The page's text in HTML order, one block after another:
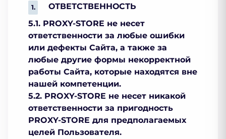
ОТВЕТСТВЕННОСТЬ
5.1. PROXY-STORE не несет
ответственности за любые ошибки
или дефекты Сайта, а также за
любые другие формы некорректной
работы Сайта, которые находятся вне
нашей компетенции.
5.2. PROXY-STORE не несет никакой
ответственности за пригодность
PROXY-STORE для предполагаемых
целей Пользователя.